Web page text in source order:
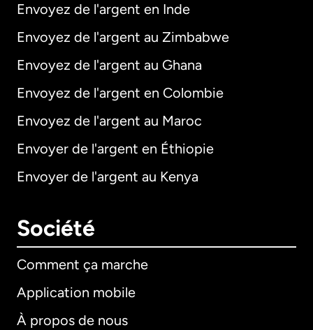
Envoyez de l'argent en Inde
Envoyez de l'argent au Zimbabwe
Envoyez de l'argent au Ghana
Envoyez de l'argent en Colombie
Envoyez de l'argent au Maroc
Envoyer de l'argent en Éthiopie
Envoyer de l'argent au Kenya
Société
Comment ça marche
Application mobile
À propos de nous